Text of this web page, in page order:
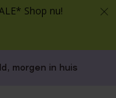
Shop nu!
morgen in huis